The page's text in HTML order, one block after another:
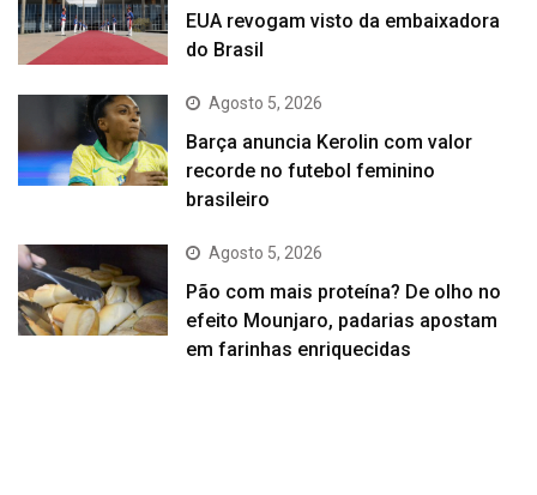
EUA revogam visto da embaixadora
do Brasil
Agosto 5, 2026
Barça anuncia Kerolin com valor
recorde no futebol feminino
brasileiro
Agosto 5, 2026
Pão com mais proteína? De olho no
efeito Mounjaro, padarias apostam
em farinhas enriquecidas